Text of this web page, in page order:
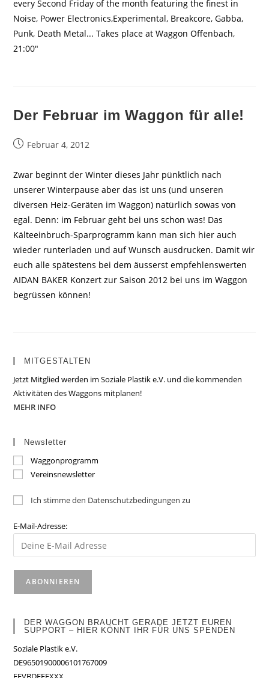
every Second Friday of the month featuring the finest in
Noise, Power Electronics,Experimental, Breakcore, Gabba,
Punk, Death Metal... Takes place at Waggon Offenbach,
21:00"
Der Februar im Waggon für alle!
BeitragFebruar 4, 2012
Zwar beginnt der Winter dieses Jahr pünktlich nach
unserer Winterpause aber das ist uns (und unseren
diversen Heiz-Geräten im Waggon) natürlich sowas von
egal. Denn: im Februar geht bei uns schon was! Das
Kälteeinbruch-Sparprogramm kann man sich hier auch
wieder runterladen und auf Wunsch ausdrucken. Damit wir
euch alle spätestens bei dem äusserst empfehlenswerten
AIDAN BAKER Konzert zur Saison 2012 bei uns im Waggon
begrüssen können!
MITGESTALTEN
Jetzt Mitglied werden im Soziale Plastik e.V. und die kommenden
Aktivitäten des Waggons mitplanen!
MEHR INFO
Newsletter
Waggonprogramm
Vereinsnewsletter
Ich stimme den Datenschutzbedingungen zu
E-Mail-Adresse:
DER WAGGON BRAUCHT GERADE JETZT EUREN
SUPPORT – HIER KÖNNT IHR FÜR UNS SPENDEN
Soziale Plastik e.V.
DE96501900006101767009